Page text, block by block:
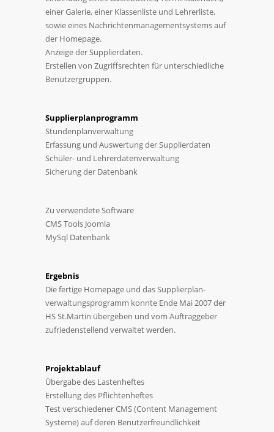
einer Galerie, einer Klassenliste und Lehrerliste,
sowie eines Nachrichtenmanagementsystems auf
der Homepage.
Anzeige der Supplierdaten.
Erstellen von Zugriffsrechten für unterschiedliche
Benutzergruppen.
Supplierplanprogramm
Stundenplanverwaltung
Erfassung und Auswertung der Supplierdaten
Schüler- und Lehrerdatenverwaltung
Sicherung der Datenbank
Zu verwendete Software
CMS Tools Joomla
MySql Datenbank
Ergebnis
Die fertige Homepage und das Supplierplan-
verwaltungsprogramm konnte Ende Mai 2007 der
HS St.Martin übergeben und vom Auftraggeber
zufriedenstellend verwaltet werden.
Projektablauf
Übergabe des Lastenheftes
Erstellung des Pflichtenheftes
Test verschiedener CMS (Content Management
Systeme) auf deren Benutzerfreundlichkeit